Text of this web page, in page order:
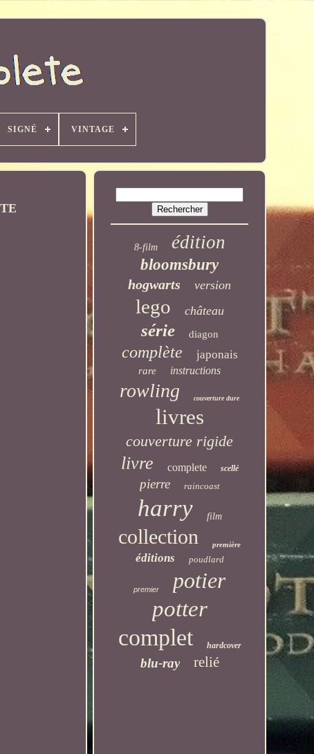
SIGNÉ VINTAGE
8-film édition
bloomsbury
hogwarts version
lego château
série diagon
complète japonais
rare instructions
rowling couverture dure
livres
couverture rigide
livre complete scellé
pierre raincoast
harry film
collection première
éditions poudlard
premier
potier
potter
complet hardcover
blu-ray relié